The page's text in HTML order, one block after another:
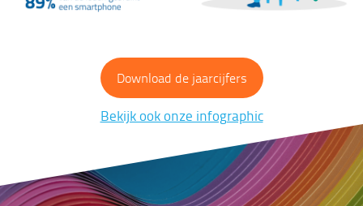
Download de jaarcijfers
Bekijk ook onze infographic